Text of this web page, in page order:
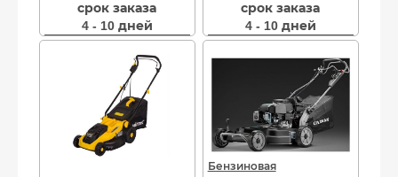
срок заказа
4 - 10 дней
срок заказа
4 - 10 дней
Бензиновая